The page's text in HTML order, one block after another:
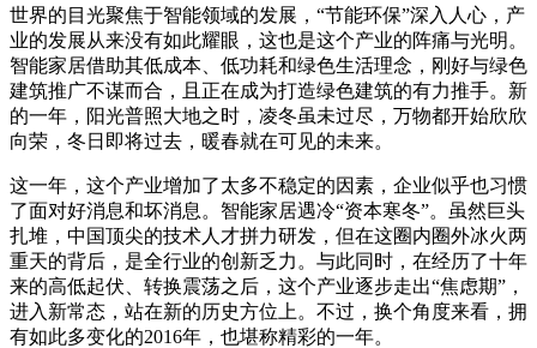
世界的目光聚焦于智能领域的发展，“节能环保”深入人心，产
业的发展从来没有如此耀眼，这也是这个产业的阵痛与光明。
智能家居借助其低成本、低功耗和绿色生活理念，刚好与绿色
建筑推广不谋而合，且正在成为打造绿色建筑的有力推手。新
的一年，阳光普照大地之时，凌冬虽未过尽，万物都开始欣欣
向荣，冬日即将过去，暖春就在可见的未来。
这一年，这个产业增加了太多不稳定的因素，企业似乎也习惯
了面对好消息和坏消息。智能家居遇冷“资本寒冬”。虽然巨头
扎堆，中国顶尖的技术人才拼力研发，但在这圈内圈外冰火两
重天的背后，是全行业的创新乏力。与此同时，在经历了十年
来的高低起伏、转换震荡之后，这个产业逐步走出“焦虑期”，
进入新常态，站在新的历史方位上。不过，换个角度来看，拥
有如此多变化的2016年，也堪称精彩的一年。